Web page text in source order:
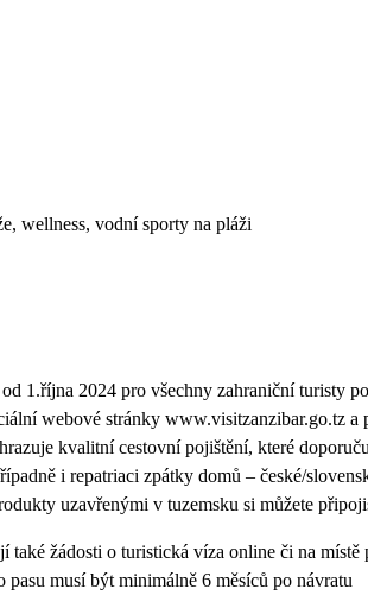
wellness, vodní sporty na pláži
1.října 2024 pro všechny zahraniční turisty
webové stránky www.visitzanzibar.go.tz a
kvalitní cestovní pojištění, které
i repatriaci zpátky domů – české/
uzavřenými v tuzemsku si můžete
také žádosti o turistická víza online či na
pasu musí být minimálně 6 měsíců po návratu